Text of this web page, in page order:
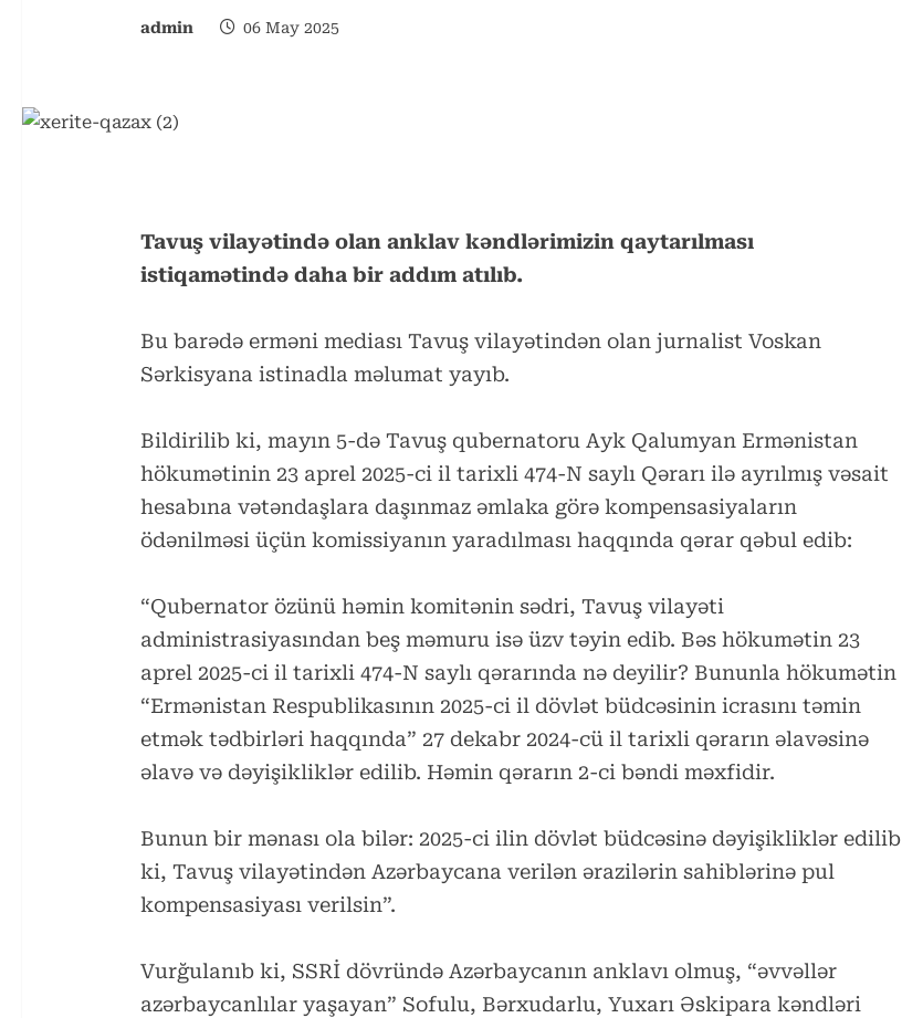
admin 06 May 2025
Tavuş vilayətində olan anklav kəndlərimizin qaytarılması
istiqamətində daha bir addım atılıb.
Bu barədə erməni mediası Tavuş vilayətindən olan jurnalist Voskan
Sərkisyana istinadla məlumat yayıb.
Bildirilib ki, mayın 5-də Tavuş qubernatoru Ayk Qalumyan Ermənistan
hökumətinin 23 aprel 2025-ci il tarixli 474-N saylı Qərarı ilə ayrılmış vəsait
hesabına vətəndaşlara daşınmaz əmlaka görə kompensasiyaların
ödənilməsi üçün komissiyanın yaradılması haqqında qərar qəbul edib:
“Qubernator özünü həmin komitənin sədri, Tavuş vilayəti
administrasiyasından beş məmuru isə üzv təyin edib. Bəs hökumətin 23
aprel 2025-ci il tarixli 474-N saylı qərarında nə deyilir? Bununla hökumətin
“Ermənistan Respublikasının 2025-ci il dövlət büdcəsinin icrasını təmin
etmək tədbirləri haqqında” 27 dekabr 2024-cü il tarixli qərarın əlavəsinə
əlavə və dəyişikliklər edilib. Həmin qərarın 2-ci bəndi məxfidir.
Bunun bir mənası ola bilər: 2025-ci ilin dövlət büdcəsinə dəyişikliklər edilib
ki, Tavuş vilayətindən Azərbaycana verilən ərazilərin sahiblərinə pul
kompensasiyası verilsin”.
Vurğulanıb ki, SSRİ dövründə Azərbaycanın anklavı olmuş, “əvvəllər
azərbaycanlılar yaşayan” Sofulu, Bərxudarlu, Yuxarı Əskipara kəndləri